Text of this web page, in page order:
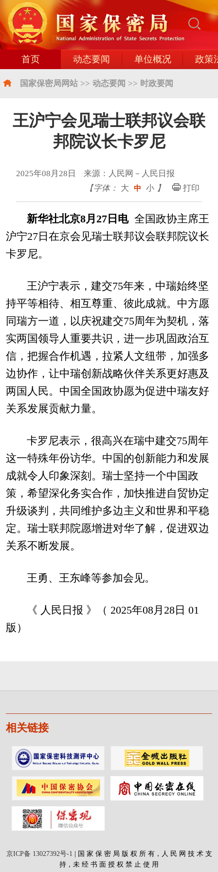
首页 动态要闻 单位概况 政策
国家保密局网站 >> 动态要闻 >> 时政要闻
王沪宁会见瑞士联邦议会联
邦院议长卡罗尼
2025年08月28日 来源：人民网－人民日报
【字体： 大 中 小 】 打印
新华社北京8月27日电全国政协主席王
沪宁27日在京会见瑞士联邦议会联邦院议长
卡罗尼。
王沪宁表示，建交75年来，中瑞始终坚
持平等相待、相互尊重、彼此成就。中方愿
同瑞方一道，以庆祝建交75周年为契机，落
实两国领导人重要共识，进一步巩固政治互
信，把握合作机遇，拉紧人文纽带，加强多
边协作，让中瑞创新战略伙伴关系更好惠及
两国人民。中国全国政协愿为促进中瑞友好
关系发展贡献力量。
卡罗尼表示，很高兴在瑞中建交75周年
这一特殊年份访华。中国的创新能力和发展
成就令人印象深刻。瑞士坚持一个中国政
策，希望深化务实合作，加快推进自贸协定
升级谈判，共同维护多边主义和世界和平稳
定。瑞士联邦院愿增进对华了解，促进双边
关系不断发展。
王勇、王东峰等参加会见。
《 人民日报 》（ 2025年08月28日 01
版）
相关链接
京ICP备 13027392号-1 | 国 家 保 密 局 版 权 所 有，人 民 网 技 术 支
持，未 经 书 面 授 权 禁 止 使 用